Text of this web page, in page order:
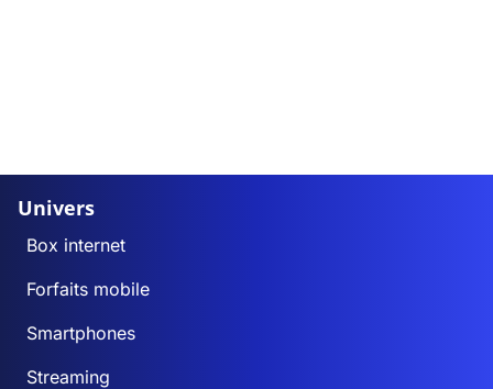
Univers
Box internet
Forfaits mobile
Smartphones
Streaming